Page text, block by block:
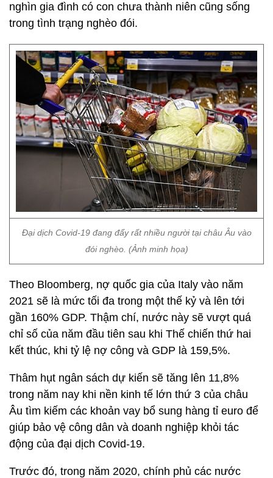
nghìn gia đình có con chưa thành niên cũng sống
trong tình trạng nghèo đói.
Đại dịch Covid-19 đang đẩy rất nhiều người tại châu Âu vào
đói nghèo. (Ảnh minh họa)
Theo Bloomberg, nợ quốc gia của Italy vào năm
2021 sẽ là mức tối đa trong một thế kỷ và lên tới
gần 160% GDP. Thậm chí, nước này sẽ vượt quá
chỉ số của năm đầu tiên sau khi Thế chiến thứ hai
kết thúc, khi tỷ lệ nợ công và GDP là 159,5%.
Thâm hụt ngân sách dự kiến ​​sẽ tăng lên 11,8%
trong năm nay khi nền kinh tế lớn thứ 3 của châu
Âu tìm kiếm các khoản vay bổ sung hàng tỉ euro để
giúp bảo vệ công dân và doanh nghiệp khỏi tác
động của đại dịch Covid-19.
Trước đó, trong năm 2020, chính phủ các nước